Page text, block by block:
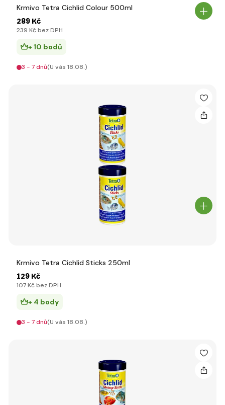
Krmivo Tetra Cichlid Colour 500ml
289 Kč
239 Kč bez DPH
+ 10 bodů
3 - 7 dnů(U vás 18.08.)
Krmivo Tetra Cichlid Sticks 250ml
129 Kč
107 Kč bez DPH
+ 4 body
3 - 7 dnů(U vás 18.08.)